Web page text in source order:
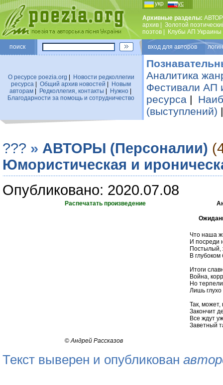
укр рус
Архивные разделы:
архив
Золотой
поэтов
Клубы АП Украины
поиск вход для авторов
О ресурсе poezia.org
Новости редколлегии
ресурса
Общий архив новостей
Новым
авторам| Редколлегия, контакты Нужно|
Благодарности за помощь и сотрудничество
Аналитика
Фестивали АП
ресурса |
(выступлений)
??? » АВТОРЫ (Персоналии)
Юмористическая и
Опубликовано: 2020.07.08
Распечатать произведение
Что наша
И посреди
Постылый,
В глубоком
Итоги
Война,
Но
Лишь
Так, может,
Закончит
Все ждут
Заветный
©Андрей Рассказов
Текст выверен и опубликован